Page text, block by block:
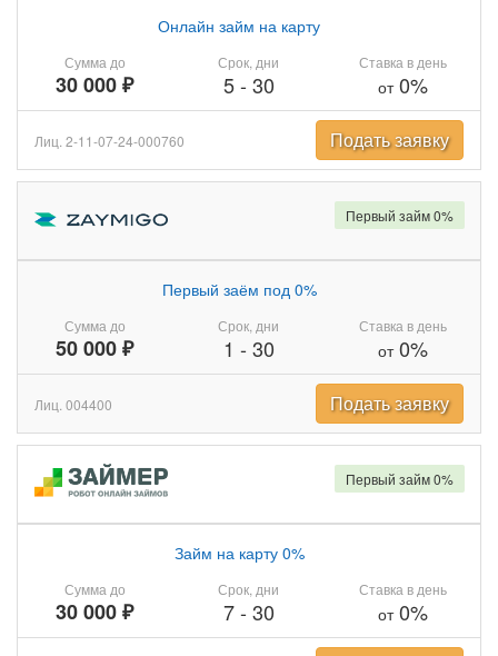
Сумма до
30 000 ₽
Онлайн займ на карту
Срок, дни
5- 30
Ставка в день
от0%
Лиц. 2-11-07-24-000760 Подать заявку
Сумма до
50 000 ₽
Первый заём под 0%
Срок, дни
1 - 30
Ставка в день
от0%
Первый займ 0%
Лиц. 004400 Подать заявку
Сумма до
30 000 ₽
Займ на карту 0%
Срок, дни
7- 30
Ставка в день
от0%
Первый займ 0%